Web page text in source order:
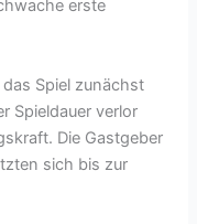
erste
Spiel zunächst
Spieldauer verlor
Die Gastgeber
sich bis zur